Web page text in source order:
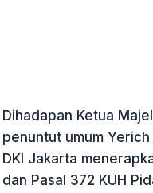
Dihadapan Ketua
penuntut umum
DKI Jakarta
dan Pasal 372 KUH